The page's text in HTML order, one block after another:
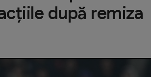
după remiza